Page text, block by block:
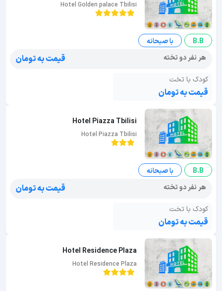
Hotel Golden palace Tbilisi
B.B
با صبحانه
هر نفر دو تخته
قیمت به تومان
کودک با تخت
قیمت به تومان
Hotel Piazza Tbilisi
Hotel Piazza Tbilisi
B.B
با صبحانه
هر نفر دو تخته
قیمت به تومان
کودک با تخت
قیمت به تومان
Hotel Residence Plaza
Hotel Residence Plaza